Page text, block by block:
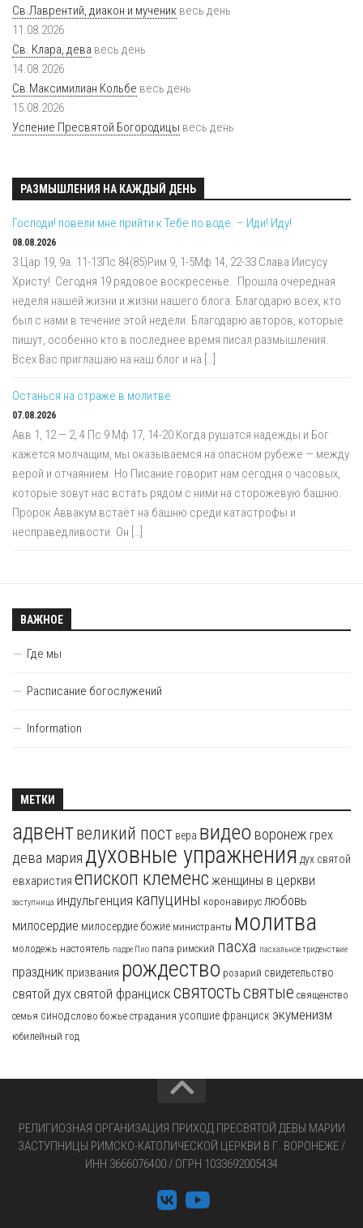
Св.Лаврентий, диакон и мученик весь день
11.08.2026
Св. Клара, дева весь день
14.08.2026
Св.Максимилиан Кольбе весь день
15.08.2026
Успение Пресвятой Богородицы весь день
РАЗМЫШЛЕНИЯ НА КАЖДЫЙ ДЕНЬ
Господи! повели мне прийти к Тебе по воде. – Иди! Иду!
08.08.2026
3 Цар 19, 9a. 11-13Пс 84(85)Рим 9, 1-5Мф 14, 22-33 Слава Иисусу
Христу! Сегодня 19 рядовое воскресенье. Прошла очередная
неделя нашей жизни и жизни нашего блога. Благодарю всех, кто
был с нами в течение этой недели. Благодарю авторов, которые
пишут, особенно кто в последнее время писал размышления.
Всех Вас приглашаю на наш блог и на […]
Останься на страже в молитве
07.08.2026
Авв 1, 12 — 2, 4 Пс 9 Мф 17, 14-20 Когда рушатся надежды и Бог
кажется молчащим, мы оказываемся на опасном рубеже — между
верой и отчаянием. Но Писание говорит нам сегодня о часовых,
которые зовут нас встать рядом с ними на сторожевую башню.
Пророк Аввакум встаёт на башню среди катастрофы и
несправедливости. Он […]
ВАЖНОЕ
Где мы
Расписание богослужений
Information
МЕТКИ
адвентвеликий пост вера видео воронеж грех
дева мария духовные упражнения дух святой
евхаристия епископ клеменс женщины в церкви
заступница индульгенция капуцины коронавирус любовь
милосердие милосердие божие министранты молитва
молодежь настоятель падре Пио папа римский пасха пасхальное триденствие
праздник призвания рождество розарий свидетельство
святой дух святой франциск святостьсвятые священство
семья синод слово божье страдания усопшие франциск экуменизм
юбилейный год
РЕЛИГИОЗНАЯ ОРГАНИЗАЦИЯ ПРИХОД ПРЕСВЯТОЙ ДЕВЫ МАРИИ
ЗАСТУПНИЦЫ РИМСКО-КАТОЛИЧЕСКОЙ ЦЕРКВИ В Г. ВОРОНЕЖЕ /
ИНН 3666076400 / ОГРН 1033692005434